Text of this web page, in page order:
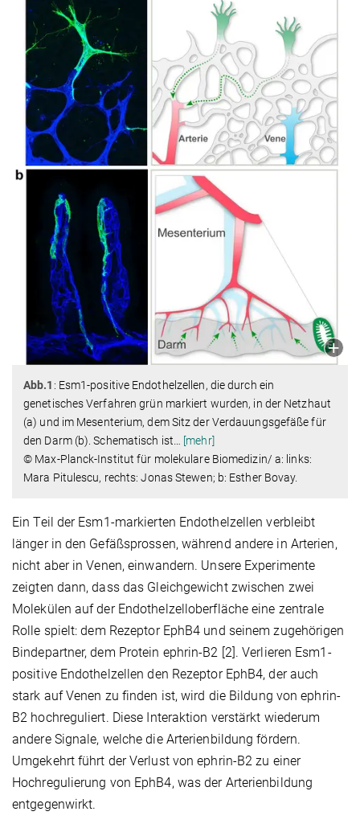
Abb.1 : Esm1-positive Endothelzellen, die durch ein
genetisches Verfahren grün markiert wurden, in der Netzhaut
(a) und im Mesenterium, dem Sitz der Verdauungsgefäße für
den Darm (b). Schematisch ist
[mehr]
© Max-Planck-Institut für molekulare Biomedizin/ a: links:
Mara Pitulescu, rechts: Jonas Stewen; b: Esther Bovay.
Ein Teil der Esm1-markierten Endothelzellen verbleibt
länger in den Gefäßsprossen, während andere in Arterien,
nicht aber in Venen, einwandern. Unsere Experimente
zeigten dann, dass das Gleichgewicht zwischen zwei
Molekülen auf der Endothelzelloberfläche eine zentrale
Rolle spielt: dem Rezeptor EphB4 und seinem zugehörigen
Bindepartner, dem Protein ephrin-B2 [2]. Verlieren Esm1-
positive Endothelzellen den Rezeptor EphB4, der auch
stark auf Venen zu finden ist, wird die Bildung von ephrin-
B2 hochreguliert. Diese Interaktion verstärkt wiederum
andere Signale, welche die Arterienbildung fördern.
Umgekehrt führt der Verlust von ephrin-B2 zu einer
Hochregulierung von EphB4, was der Arterienbildung
entgegenwirkt.